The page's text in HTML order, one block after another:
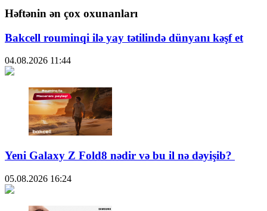
Həftənin ən çox oxunanları
Bakcell rouminqi ilə yay tətilində dünyanı kəşf et
04.08.2026 11:44
Yeni Galaxy Z Fold8 nədir və bu il nə dəyişib?
05.08.2026 16:24